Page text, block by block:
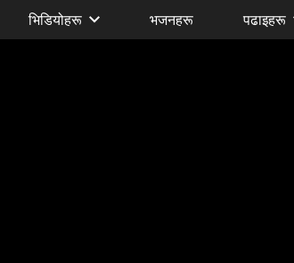
भिडियोहरू भजनहरू पढाइहरू